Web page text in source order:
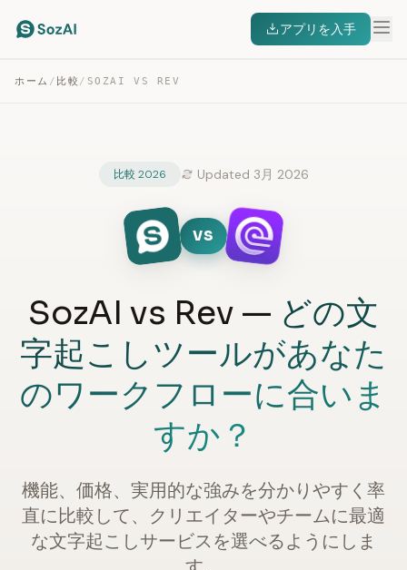
アプリを入手
ホーム / 比較 / SOZAI VS REV
比較 2026 Updated 3月 2026
VS
SozAI vs Rev — どの文
字起こしツールがあなた
のワークフローに合いま
すか？
機能、価格、実用的な強みを分かりやすく率
直に比較して、クリエイターやチームに最適
な文字起こしサービスを選べるようにしま